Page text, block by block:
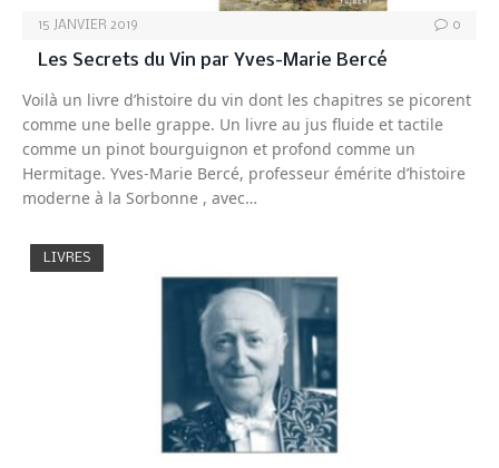
15 JANVIER 2019 0
Les Secrets du Vin par Yves-Marie Bercé
Voilà un livre d’histoire du vin dont les chapitres se picorent
comme une belle grappe. Un livre au jus fluide et tactile
comme un pinot bourguignon et profond comme un
Hermitage. Yves-Marie Bercé, professeur émérite d’histoire
moderne à la Sorbonne , avec…
LIVRES